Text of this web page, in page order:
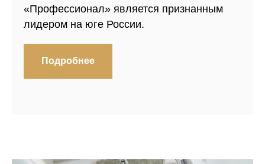
«Профессионал» является признанным
лидером на юге России.
Подробнее